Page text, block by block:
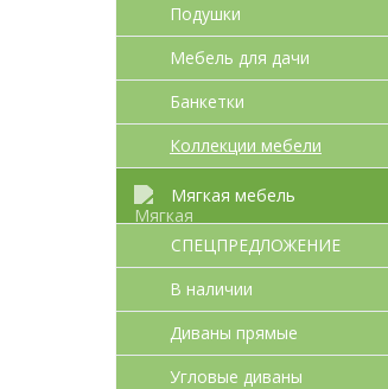
Подушки
Мебель для дачи
Банкетки
Коллекции мебели
Мягкая мебель
СПЕЦПРЕДЛОЖЕНИЕ
В наличии
Диваны прямые
Угловые диваны